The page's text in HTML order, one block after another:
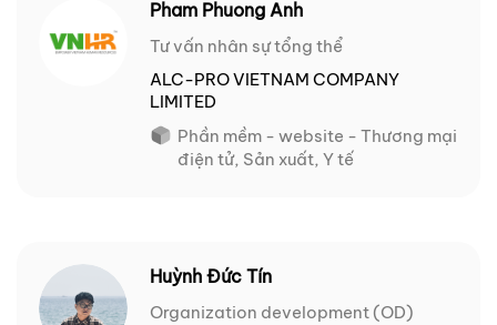
Pham Phuong Anh
Tư vấn nhân sự tổng thể
ALC-PRO VIETNAM COMPANY
LIMITED
Phần mềm - website - Thương mại
điện tử, Sản xuất, Y tế
Huỳnh Đức Tín
Organization development (OD)